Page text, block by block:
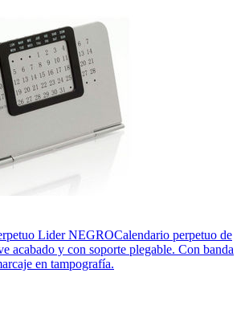
Lider NEGROCalendario perpetuo de
acabado y con soporte plegable. Con banda
en tampografía.